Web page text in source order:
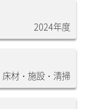
2024年度
床材・施設・清掃